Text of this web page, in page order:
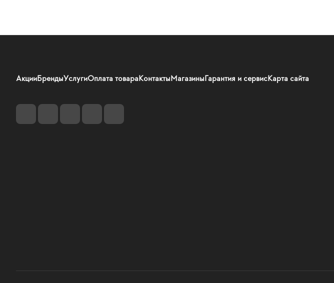
АкцииБрендыУслугиОплата товараКонтактыМагазиныГарантия и сервисКарта сайта